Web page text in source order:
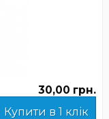
30,00 грн.
Купити в 1 клік